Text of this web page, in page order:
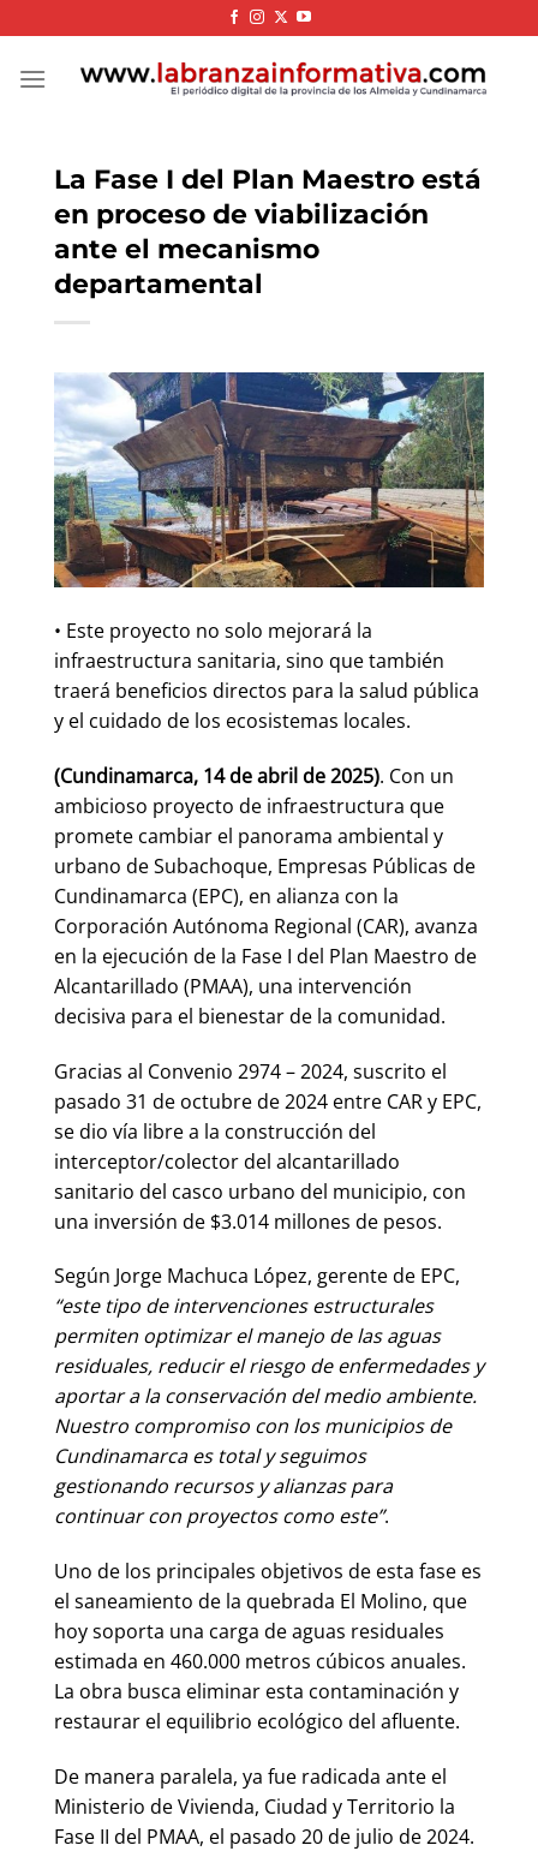
to
content
La Fase I del Plan Maestro está
en proceso de viabilización
ante el mecanismo
departamental
• Este proyecto no solo mejorará la
infraestructura sanitaria, sino que también
traerá beneficios directos para la salud pública
y el cuidado de los ecosistemas locales.
(Cundinamarca, 14 de abril de 2025). Con un
ambicioso proyecto de infraestructura que
promete cambiar el panorama ambiental y
urbano de Subachoque, Empresas Públicas de
Cundinamarca (EPC), en alianza con la
Corporación Autónoma Regional (CAR), avanza
en la ejecución de la Fase I del Plan Maestro de
Alcantarillado (PMAA), una intervención
decisiva para el bienestar de la comunidad.
Gracias al Convenio 2974 – 2024, suscrito el
pasado 31 de octubre de 2024 entre CAR y EPC,
se dio vía libre a la construcción del
interceptor/colector del alcantarillado
sanitario del casco urbano del municipio, con
una inversión de $3.014 millones de pesos.
Según Jorge Machuca López, gerente de EPC,
“este tipo de intervenciones estructurales
permiten optimizar el manejo de las aguas
residuales, reducir el riesgo de enfermedades y
aportar a la conservación del medio ambiente.
Nuestro compromiso con los municipios de
Cundinamarca es total y seguimos
gestionando recursos y alianzas para
continuar con proyectos como este”.
Uno de los principales objetivos de esta fase es
el saneamiento de la quebrada El Molino, que
hoy soporta una carga de aguas residuales
estimada en 460.000 metros cúbicos anuales.
La obra busca eliminar esta contaminación y
restaurar el equilibrio ecológico del afluente.
De manera paralela, ya fue radicada ante el
Ministerio de Vivienda, Ciudad y Territorio la
Fase II del PMAA, el pasado 20 de julio de 2024.